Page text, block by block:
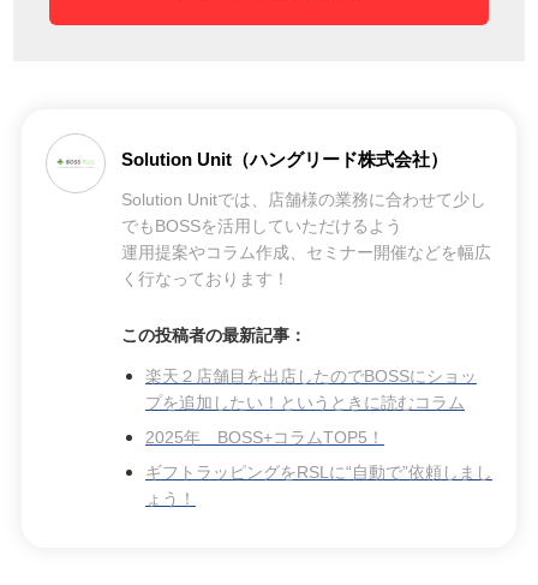
Solution Unit（ハングリード株式会社）
Solution Unitでは、店舗様の業務に合わせて少し
でもBOSSを活用していただけるよう
運用提案やコラム作成、セミナー開催などを幅広
く行なっております！
この投稿者の最新記事：
楽天２店舗目を出店したのでBOSSにショッ
プを追加したい！というときに読むコラム
2025年 BOSS+コラムTOP5！
ギフトラッピングをRSLに“自動で”依頼しまし
ょう！